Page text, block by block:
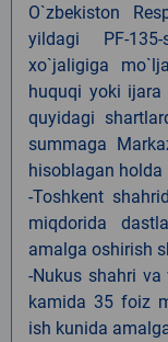
O`zbekiston
yildagi PF-
xo`jaligiga
huquqi yoki
quyidagi
summaga
hisoblagan holda
-Toshkent
miqdorida
amalga oshirish
-Nukus shahri
kamida 35 foiz
ish kunida